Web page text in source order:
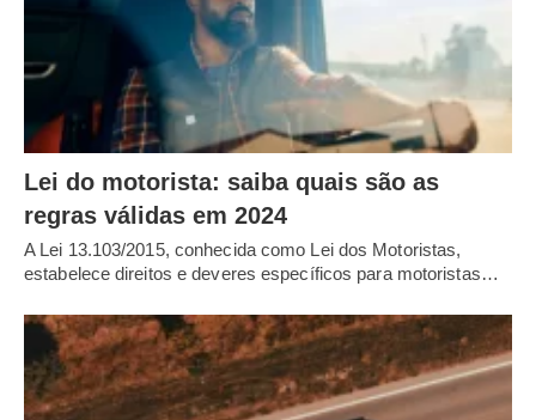
Lei do motorista: saiba quais são as
regras válidas em 2024
A Lei 13.103/2015, conhecida como Lei dos Motoristas,
estabelece direitos e deveres específicos para motoristas…